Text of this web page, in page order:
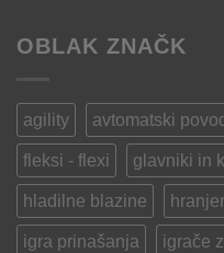
in
narezal
hrenovko,
sir”
Kako
psa
v
poletni
vročini?
OBLAK ZNAČK
agility avtomatski
fleksi - flexi glavniki in
hladilne blazine
igra prinašanja igrače